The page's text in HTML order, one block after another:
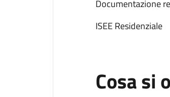
Documentazione
ISEE Residenziale
Cosa si